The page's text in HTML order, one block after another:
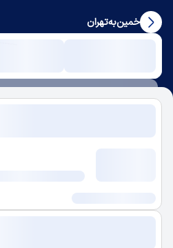
خمینبهتهران